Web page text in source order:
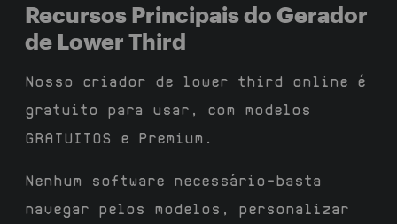
Recursos Principais do Gerador
de Lower Third
Nosso criador de lower third online é
gratuito para usar, com modelos
GRATUITOS e Premium.
Nenhum software necessário—basta
navegar pelos modelos, personalizar